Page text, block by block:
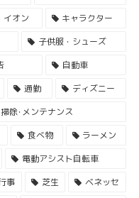
イオン
キャラクター
子供服・シューズ
自動車
通勤
ディズニー
掃除･メンテナンス
食べ物
ラーメン
電動アシスト自転車
事 芝生
ベネッセ